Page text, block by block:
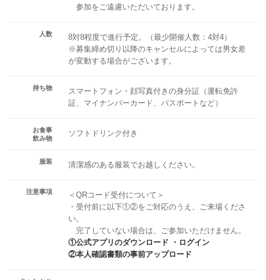
参加をご遠慮いただいております。
人数
8対8程度で進行予定。（最少開催人数：4対4）
※募集締め切り以降のキャンセルによっては男女差
が変動する場合がございます。
持ち物
スマートフォン・顔写真付きの身分証（運転免許
証、マイナンバーカード、パスポートなど）
お食事
飲み物
ソフトドリンク付き
服装 清潔感のある服装でお越しください。
注意事項
＜QRコード受付について＞
・受付前に以下①②をご対応のうえ、ご来場くださ
い。
完了していない場合は、ご参加いただけません。
①公式アプリのダウンロード ・ログイン
②本人確認書類の事前アップロード